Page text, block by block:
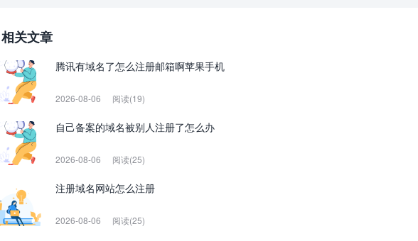
相关文章
腾讯有域名了怎么注册邮箱啊苹果手机
2026-08-06 阅读(19)
自己备案的域名被别人注册了怎么办
2026-08-06 阅读(25)
注册域名网站怎么注册
2026-08-06 阅读(25)